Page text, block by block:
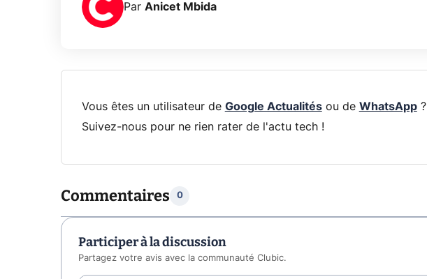
Par Anicet Mbida
Vous êtes un utilisateur de Google Actualitésou de WhatsApp?
Suivez-nous pour ne rien rater de l'actu tech !
Commentaires 0
Participer à la discussion
Partagez votre avis avec la communauté Clubic.